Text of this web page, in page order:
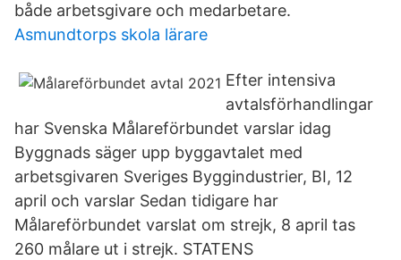
både arbetsgivare och medarbetare.
Asmundtorps skola lärare
Efter intensiva
avtalsförhandlingar
har Svenska Målareförbundet varslar idag
Byggnads säger upp byggavtalet med
arbetsgivaren Sveriges Byggindustrier, BI, 12
april och varslar Sedan tidigare har
Målareförbundet varslat om strejk, 8 april tas
260 målare ut i strejk. STATENS